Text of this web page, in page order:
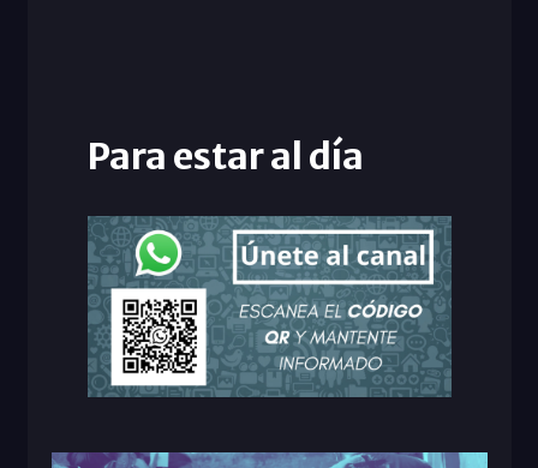
Para estar al día